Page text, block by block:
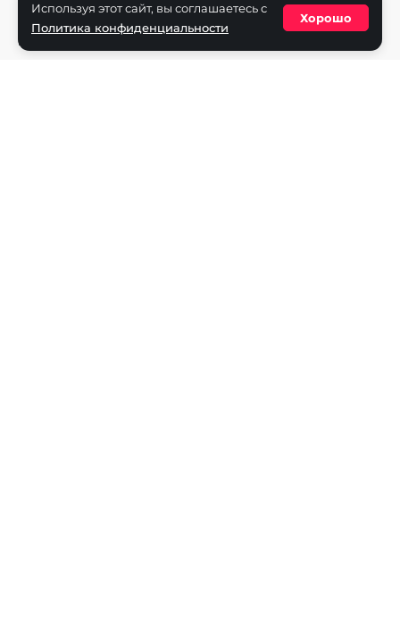
Реклама на портале
Политика конфиденциальности
Используя этот сайт, вы соглашаетесь с
Политика конфиденциальности
Хорошо